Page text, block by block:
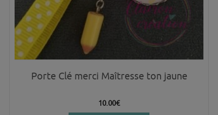
Porte Clé merci Maîtresse ton jaune
10.00€